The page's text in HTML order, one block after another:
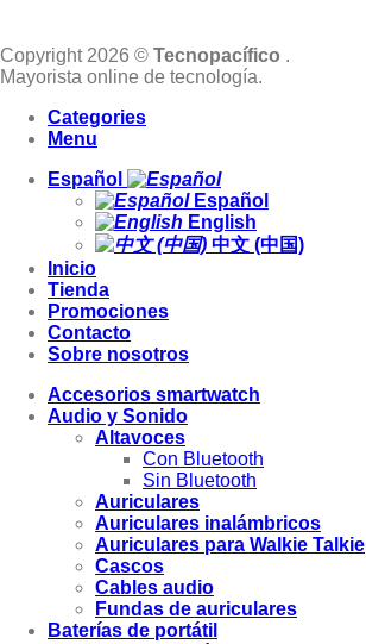
Copyright 2026 © Tecnopacífico .
Mayorista online de tecnología.
Categories
Menu
Español
Español
English
中文 (中国)
Inicio
Tienda
Promociones
Contacto
Sobre nosotros
Accesorios smartwatch
Audio y Sonido
Altavoces
Con Bluetooth
Sin Bluetooth
Auriculares
Auriculares inalámbricos
Auriculares para Walkie Talkie
Cascos
Cables audio
Fundas de auriculares
Baterías de portátil